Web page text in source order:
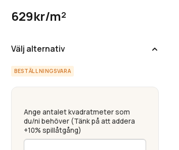
629kr/m²
Välj alternativ
BESTÄLLNINGSVARA
Ange antalet kvadratmeter som
du/ni behöver (Tänk på att addera
+10% spillåtgång)